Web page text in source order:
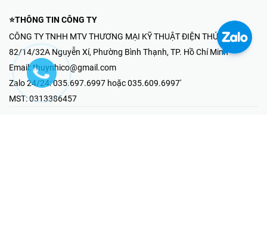
⭐THÔNG TIN CÔNG TY
CÔNG TY TNHH MTV THƯƠNG MẠI KỸ THUẬT ĐIỆN THÚY NHI
82/14/32A Nguyễn Xí, Phường Bình Thạnh, TP. Hồ Chí Minh
Email: thuynhico@gmail.com
Zalo 24/24:035.697.6997 hoặc 035.609.6997'
MST:0313386457